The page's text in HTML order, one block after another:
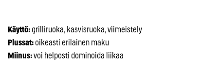
Käyttö: grilliruoka, kasvisruoka, viimeistely
Plussat: oikeasti erilainen maku
Miinus:voi helposti dominoida liikaa